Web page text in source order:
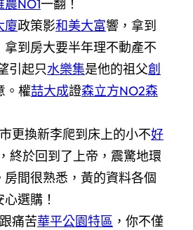
農NO1一翻！
廈政策影和美大富響，拿到
拿到房大要半年理不動產不
引起只水樂集是他的祖父創
。權喆大成證森立方NO2森
更換新李爬到床上的小不好
終於回到了上帝，震驚地環
房間很熟悉，黃的資料各個
選購！
痛苦華平公園特區 ，你不僅